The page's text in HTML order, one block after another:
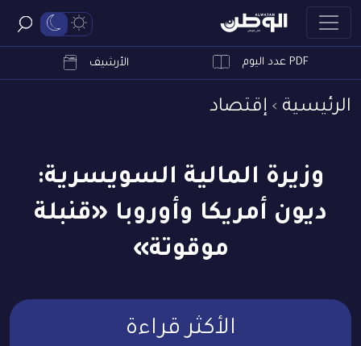
PDF عدد اليوم الأرشيف
الرئيسية إقتصاد
وزيرة المالية السويسرية:
ديون أمريكا وأوروبا «قنبلة
موقوتة»
الأكثر قراءة